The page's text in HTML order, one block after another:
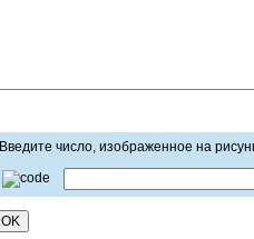
Введите число, изображенное на